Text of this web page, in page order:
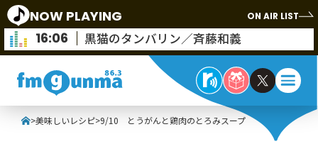
NOW PLAYING ON AIR LIST
16:06 黒猫のタンバリン／斉藤和義
>美味しいレシピ>9/10 とうがんと鶏肉のとろみスープ